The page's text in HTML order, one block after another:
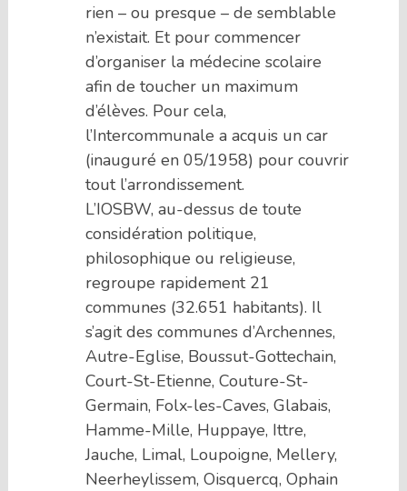
rien – ou presque – de semblable
n’existait. Et pour commencer
d’organiser la médecine scolaire
afin de toucher un maximum
d’élèves. Pour cela,
l’Intercommunale a acquis un car
(inauguré en 05/1958) pour couvrir
tout l’arrondissement.
L’IOSBW, au-dessus de toute
considération politique,
philosophique ou religieuse,
regroupe rapidement 21
communes (32.651 habitants). Il
s’agit des communes d’Archennes,
Autre-Eglise, Boussut-Gottechain,
Court-St-Etienne, Couture-St-
Germain, Folx-les-Caves, Glabais,
Hamme-Mille, Huppaye, Ittre,
Jauche, Limal, Loupoigne, Mellery,
Neerheylissem, Oisquercq, Ophain